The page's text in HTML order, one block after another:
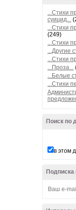
...Стихи
суицид...
...Стихи
(249)
...Стихи
...Другие
...Стихи
...Проза...
...Белые
...Стихи
Поиск по
в этом
Подписка